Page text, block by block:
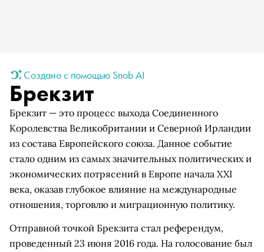
Создано с помощью Snob AI
Брекзит
Брекзит — это процесс выхода Соединенного
Королевства Великобритании и Северной Ирландии
из состава Европейского союза. Данное событие
стало одним из самых значительных политических и
экономических потрясений в Европе начала XXI
века, оказав глубокое влияние на международные
отношения, торговлю и миграционную политику.
Отправной точкой Брекзита стал референдум,
проведенный 23 июня 2016 года. На голосование был